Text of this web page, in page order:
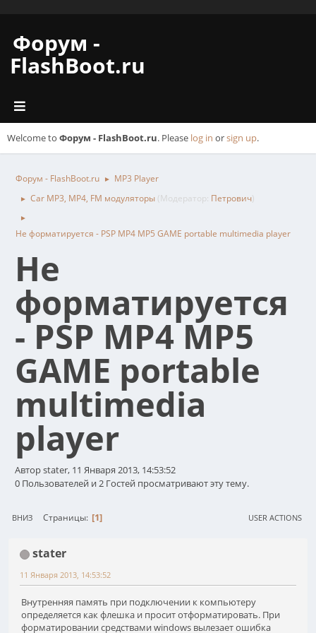
Форум -
FlashBoot.ru
Welcome to Форум - FlashBoot.ru. Please log in orsign up.
Форум - FlashBoot.ru ► MP3 Player
► Car MP3, MP4, FM модуляторы (Модератор: Петрович)
►
Не форматируется - PSP MP4 MP5 GAME portable multimedia player
Не
форматируется
- PSP MP4 MP5
GAME portable
multimedia
player
Автор stater, 11 Января 2013, 14:53:52
0 Пользователей и 2 Гостей просматривают эту тему.
ВНИЗ Страницы 1 USER ACTIONS
stater
11 Января 2013, 14:53:52
Внутренняя память при подключении к компьютеру
определяется как флешка и просит отформатировать. При
форматировании средствами windows вылезает ошибка